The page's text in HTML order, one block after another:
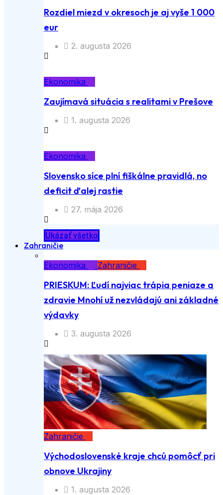
Rozdiel miezd v okresoch je aj vyše 1 000
eur
2. augusta 2026
Ekonomika
Zaujímavá situácia s realitami v Prešove
1. augusta 2026
Ekonomika
Slovensko síce plní fiškálne pravidlá, no
deficit ďalej rastie
27. mája 2026
Ukázať všetko
Zahraničie
Ekonomika
Zahraničie
PRIESKUM: Ľudí najviac trápia peniaze a
zdravie Mnohí už nezvládajú ani základné
výdavky
3. augusta 2026
Zahraničie
Východoslovenské kraje chcú pomôcť pri
obnove Ukrajiny
1. augusta 2026